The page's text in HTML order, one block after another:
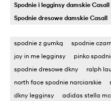
Spodnie i legginsy damskie Casall
Spodnie dresowe damskie Casall
spodnie z gumką spodnie
joy in me legginsy
pinko
spodnie dresowe dkny
ralph
north face spodnie narciarskie
dkny legginsy
adidas stella